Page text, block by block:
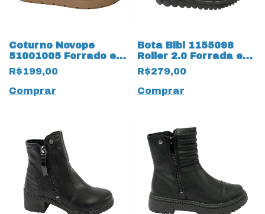
Coturno Novope
51001005 Forrado em
La 19466 Caramelo
R$199,00
Comprar
Bota Bibi 1155098
Roller 2.0 Forrada em
Lã com Duplo Velcro
13516 Preta
R$279,00
Comprar